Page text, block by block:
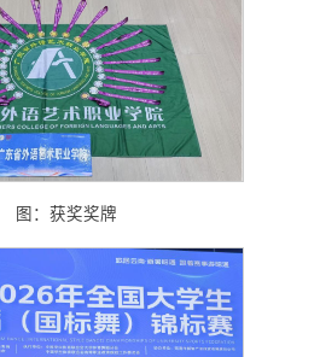
图：获奖奖牌